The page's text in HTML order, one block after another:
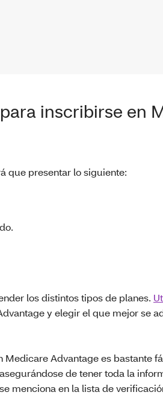
inscribirse en
que presentar lo siguiente:
los distintos tipos de planes.
y elegir el que mejor se
Advantage es bastante
de tener toda la
menciona en la lista de